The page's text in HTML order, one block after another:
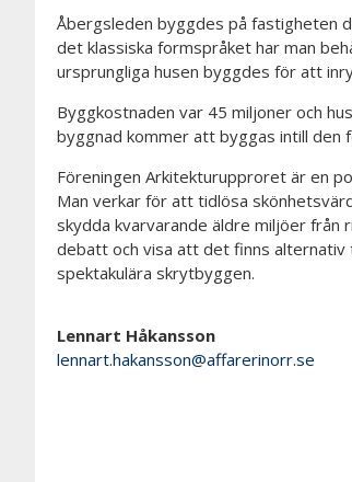
Åbergsleden byggdes på fastigheten
det klassiska formspråket har man
ursprungliga husen byggdes för att
Byggkostnaden var 45 miljoner och
byggnad kommer att byggas intill den
Föreningen Arkitekturupproret är en
Man verkar för att tidlösa
skydda kvarvarande äldre miljöer från
debatt och visa att det finns alternativ
spektakulära skrytbyggen.
Lennart Håkansson
lennart.hakansson@affarerinorr.se